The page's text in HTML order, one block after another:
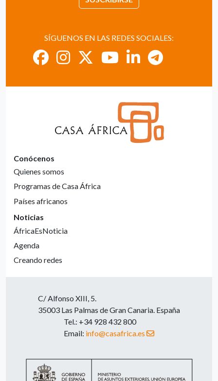
SÍGUENOS EN LAS REDES SOCIALES:
Conócenos
Quienes somos
Programas de Casa África
Países africanos
Noticias
ÁfricaEsNoticia
Agenda
Creando redes
C/ Alfonso XIII, 5.
35003 Las Palmas de Gran Canaria. España
Tel.: +34 928 432 800
Email: info@casafrica.es